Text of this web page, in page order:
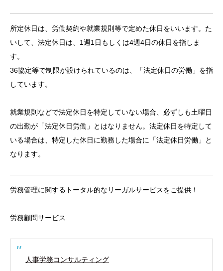
所定休日は、労働契約や就業規則等で定めた休日をいいます。た
いして、法定休日は、1週1日もしくは4週4日の休日を指しま
す。
36協定等で制限が設けられているのは、「法定休日の労働」を指
しています。
就業規則などで法定休日を特定していない場合、必ずしも土曜日
の出勤が「法定休日労働」とはなりません。法定休日を特定して
いる場合は、特定した休日に勤務した場合に「法定休日労働」と
なります。
労務管理に関するトータル的なリーガルサービスをご提供！
労務顧問サービス
人事労務コンサルティング